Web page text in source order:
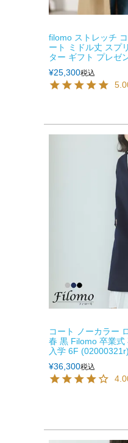
filomo ストレッチ
ート ミドル丈 スプ
ター ギフト プレゼ
¥25,300税込
コート ノーカラー
春 黒 Filomo 卒業式
入学 6F (02000321r)
¥36,300税込